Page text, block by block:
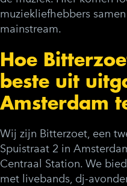
muziekliefhebbers
mainstream.
Hoe
beste uit
Amsterdam
Wij zijn Bitterzoet, een
Spuistraat 2 in
Centraal Station. We
met livebands, dj-